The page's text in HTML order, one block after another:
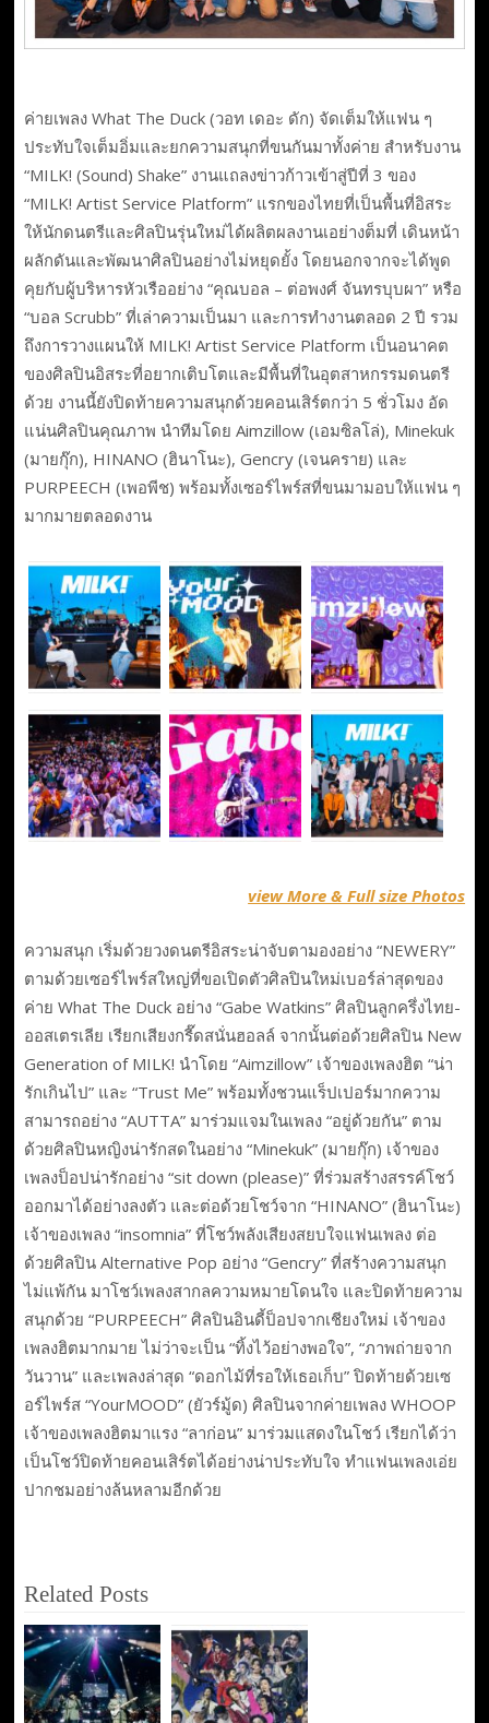
ค่ายเพลง What The Duck (วอท เดอะ ดัก) จัดเต็มให้แฟน ๆ
ประทับใจเต็มอิ่มและยกความสนุกที่ขนกันมาทั้งค่าย สำหรับงาน
“MILK! (Sound) Shake” งานแถลงข่าวก้าวเข้าสู่ปีที่ 3 ของ
“MILK! Artist Service Platform” แรกของไทยที่เป็นพื้นที่อิสระ
ให้นักดนตรีและศิลปินรุ่นใหม่ได้ผลิตผลงานเอย่างต็มที่ เดินหน้า
ผลักดันและพัฒนาศิลปินอย่างไม่หยุดยั้ง โดยนอกจากจะได้พูด
คุยกับผู้บริหารหัวเรืออย่าง “คุณบอล – ต่อพงศ์ จันทรบุบผา” หรือ
“บอล Scrubb” ที่เล่าความเป็นมา และการทำงานตลอด 2 ปี รวม
ถึงการวางแผนให้ MILK! Artist Service Platform เป็นอนาคต
ของศิลปินอิสระที่อยากเติบโตและมีพื้นที่ในอุตสาหกรรมดนตรี
ด้วย งานนี้ยังปิดท้ายความสนุกด้วยคอนเสิร์ตกว่า 5 ชั่วโมง อัด
แน่นศิลปินคุณภาพ นำทีมโดย Aimzillow (เอมซิลโล่), Minekuk
(มายกุ๊ก), HINANO (ฮินาโนะ), Gencry (เจนคราย) และ
PURPEECH (เพอพีช) พร้อมทั้งเซอร์ไพร์สที่ขนมามอบให้แฟน ๆ
มากมายตลอดงาน
view More & Full size Photos
ความสนุก เริ่มด้วยวงดนตรีอิสระน่าจับตามองอย่าง “NEWERY”
ตามด้วยเซอร์ไพร์สใหญ่ที่ขอเปิดตัวศิลปินใหม่เบอร์ล่าสุดของ
ค่าย What The Duck อย่าง “Gabe Watkins” ศิลปินลูกครึ่งไทย-
ออสเตรเลีย เรียกเสียงกรี๊ดสนั่นฮอลล์ จากนั้นต่อด้วยศิลปิน New
Generation of MILK! นำโดย “Aimzillow” เจ้าของเพลงฮิต “น่า
รักเกินไป” และ “Trust Me” พร้อมทั้งชวนแร็ปเปอร์มากความ
สามารถอย่าง “AUTTA” มาร่วมแจมในเพลง “อยู่ด้วยกัน” ตาม
ด้วยศิลปินหญิงน่ารักสดในอย่าง “Minekuk” (มายกุ๊ก) เจ้าของ
เพลงป็อปน่ารักอย่าง “sit down (please)” ที่ร่วมสร้างสรรค์โชว์
ออกมาได้อย่างลงตัว และต่อด้วยโชว์จาก “HINANO” (ฮินาโนะ)
เจ้าของเพลง “insomnia” ที่โชว์พลังเสียงสยบใจแฟนเพลง ต่อ
ด้วยศิลปิน Alternative Pop อย่าง “Gencry” ที่สร้างความสนุก
ไม่แพ้กัน มาโชว์เพลงสากลความหมายโดนใจ และปิดท้ายความ
สนุกด้วย “PURPEECH” ศิลปินอินดี้ป็อปจากเชียงใหม่ เจ้าของ
เพลงฮิตมากมาย ไม่ว่าจะเป็น “ทิ้งไว้อย่างพอใจ”, “ภาพถ่ายจาก
วันวาน” และเพลงล่าสุด “ดอกไม้ที่รอให้เธอเก็บ” ปิดท้ายด้วยเซ
อร์ไพร์ส “YourMOOD” (ยัวร์มู้ด) ศิลปินจากค่ายเพลง WHOOP
เจ้าของเพลงฮิตมาแรง “ลาก่อน” มาร่วมแสดงในโชว์ เรียกได้ว่า
เป็นโชว์ปิดท้ายคอนเสิร์ตได้อย่างน่าประทับใจ ทำแฟนเพลงเอ่ย
ปากชมอย่างล้นหลามอีกด้วย
Related Posts